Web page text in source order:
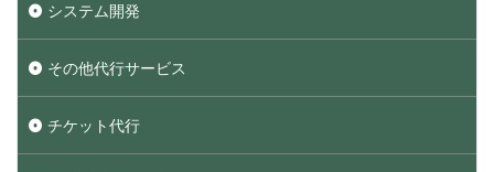
システム開発
その他代行サービス
チケット代行